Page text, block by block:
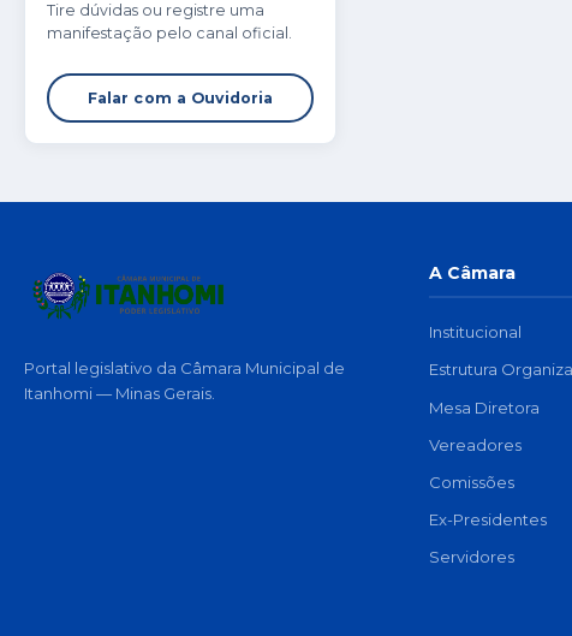
Tire dúvidas ou registre uma
manifestação pelo canal oficial.
Falar com a Ouvidoria
Portal legislativo da Câmara Municipal de
Itanhomi — Minas Gerais.
A Câmara
Institucional
Estrutura
Mesa Diretora
Vereadores
Comissões
Ex-Presidentes
Servidores